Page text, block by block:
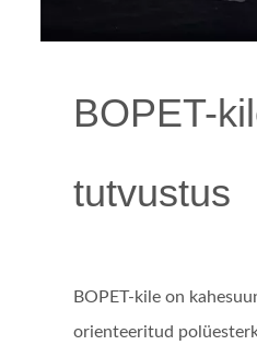
BOPET-
tutvustus
BOPET-kile on
orienteeritud